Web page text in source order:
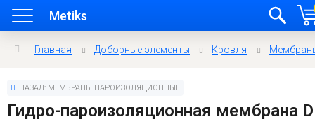
Metiks
Главная Доборные элементы Кровля
НАЗАД: МЕМБРАНЫ ПАРОИЗОЛЯЦИОННЫЕ
Гидро-пароизоляционная мембрана D